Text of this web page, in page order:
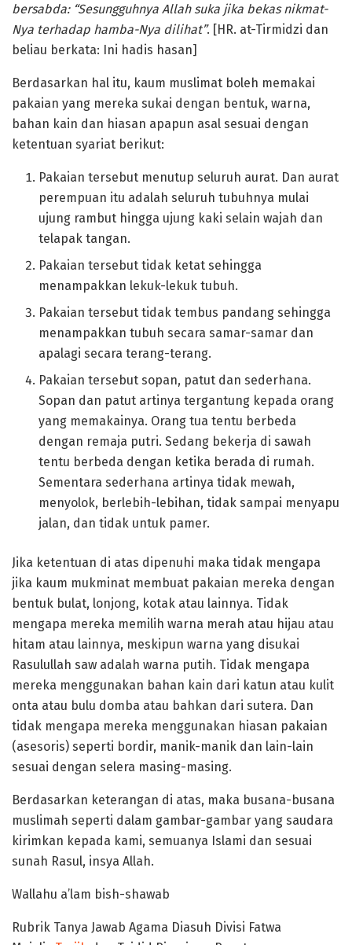
bersabda: “Sesungguhnya Allah suka jika bekas nikmat-
Nya terhadap hamba-Nya dilihat”. [HR. at-Tirmidzi dan
beliau berkata: Ini hadis hasan]
Berdasarkan hal itu, kaum muslimat boleh memakai
pakaian yang mereka sukai dengan bentuk, warna,
bahan kain dan hiasan apapun asal sesuai dengan
ketentuan syariat berikut:
Pakaian tersebut menutup seluruh aurat. Dan aurat
perempuan itu adalah seluruh tubuhnya mulai
ujung rambut hingga ujung kaki selain wajah dan
telapak tangan.
Pakaian tersebut tidak ketat sehingga
menampakkan lekuk-lekuk tubuh.
Pakaian tersebut tidak tembus pandang sehingga
menampakkan tubuh secara samar-samar dan
apalagi secara terang-terang.
Pakaian tersebut sopan, patut dan sederhana.
Sopan dan patut artinya tergantung kepada orang
yang memakainya. Orang tua tentu berbeda
dengan remaja putri. Sedang bekerja di sawah
tentu berbeda dengan ketika berada di rumah.
Sementara sederhana artinya tidak mewah,
menyolok, berlebih-lebihan, tidak sampai menyapu
jalan, dan tidak untuk pamer.
Jika ketentuan di atas dipenuhi maka tidak mengapa
jika kaum mukminat membuat pakaian mereka dengan
bentuk bulat, lonjong, kotak atau lainnya. Tidak
mengapa mereka memilih warna merah atau hijau atau
hitam atau lainnya, meskipun warna yang disukai
Rasulullah saw adalah warna putih. Tidak mengapa
mereka menggunakan bahan kain dari katun atau kulit
onta atau bulu domba atau bahkan dari sutera. Dan
tidak mengapa mereka menggunakan hiasan pakaian
(asesoris) seperti bordir, manik-manik dan lain-lain
sesuai dengan selera masing-masing.
Berdasarkan keterangan di atas, maka busana-busana
muslimah seperti dalam gambar-gambar yang saudara
kirimkan kepada kami, semuanya Islami dan sesuai
sunah Rasul, insya Allah.
Wallahu a’lam bish-shawab
Rubrik Tanya Jawab Agama Diasuh Divisi Fatwa